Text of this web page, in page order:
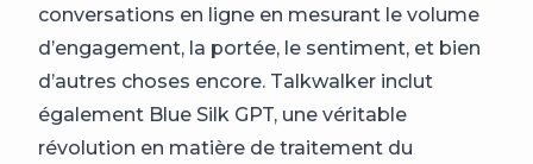
conversations en ligne en mesurant le volume
d’engagement, la portée, le sentiment, et bien
d’autres choses encore. Talkwalker inclut
également Blue Silk GPT, une véritable
révolution en matière de traitement du